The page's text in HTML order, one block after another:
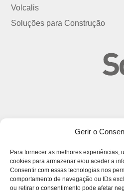
Gerir o
Para fornecer as melhores experiências,
cookies para armazenar e/ou aceder a
Consentir com essas tecnologias nos
comportamento de navegação ou IDs
ou retirar o consentimento pode afetar
Volcalis
Soluções para Construção